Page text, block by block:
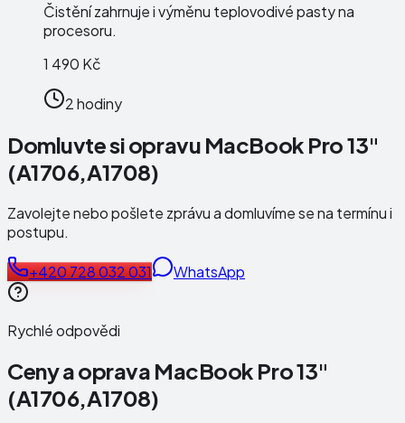
Čistění zahrnuje i výměnu teplovodivé pasty na
procesoru.
1 490 Kč
2 hodiny
Domluvte si opravu MacBook Pro 13"
(A1706,A1708)
Zavolejte nebo pošlete zprávu a domluvíme se na termínu i
postupu.
+420 728 032 031 WhatsApp
Rychlé odpovědi
Ceny a oprava MacBook Pro 13"
(A1706,A1708)